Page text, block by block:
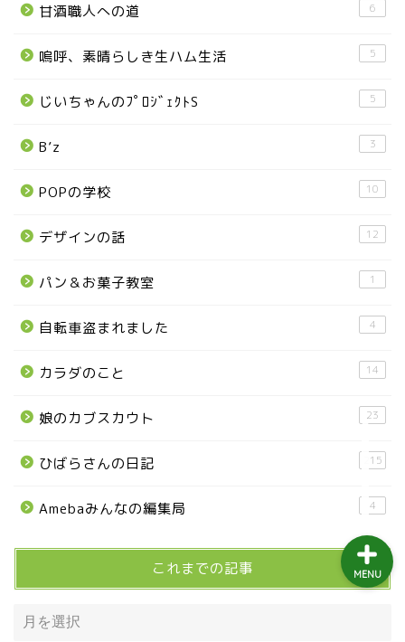
甘酒職人への道 6
嗚呼、素晴らしき生ハム生活 5
じいちゃんのﾌﾟﾛｼﾞｪｸﾄS 5
B’z 3
POPの学校 10
デザインの話 12
パン＆お菓子教室 1
自転車盗まれました 4
カラダのこと 14
娘のカブスカウト 23
ひばらさんの日記 215
Amebaみんなの編集局 4
これまでの記事 MENU